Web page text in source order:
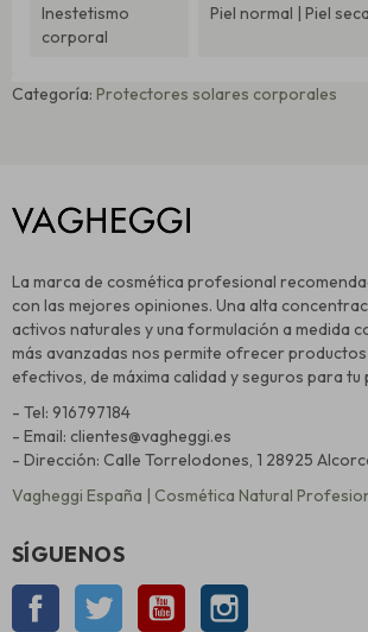
Inestetismo
corporal
Piel normal | Piel seca
Categoría: Protectores solares corporales
La marca de cosmética profesional
con las mejores opiniones. Una alta
activos naturales y una formulación a medida
más avanzadas nos permite ofrecer
efectivos, de máxima calidad y seguros para tu
- Tel: 916797184
- Email: clientes@vagheggi.es
- Dirección: Calle Torrelodones, 1 28925
Vagheggi España | Cosmética Natural
SÍGUENOS
Facebook Twitter YouTube